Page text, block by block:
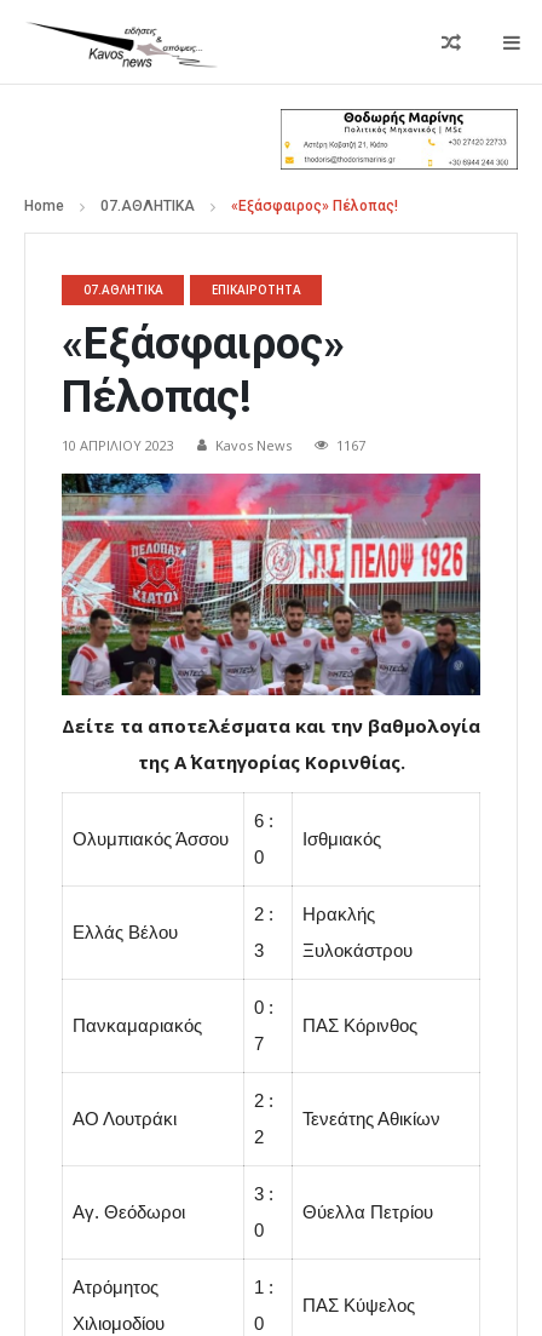
Home 07.ΑΘΛΗΤΙΚΑ «Εξάσφαιρος» Πέλοπας!
07.ΑΘΛΗΤΙΚΑ ΕΠΙΚΑΙΡΟΤΗΤΑ
«Εξάσφαιρος»
Πέλοπας!
10 ΑΠΡΙΛΊΟΥ 2023 Kavos News 1167
Δείτε τα αποτελέσματα και την βαθμολογία
της A΄ Κατηγορίας Κορινθίας.
Ολυμπιακός Άσσου
6 :
0
Ισθμιακός
Ελλάς Βέλου
2 :
3
Ηρακλής
Ξυλοκάστρου
Πανκαμαριακός
0 :
7
ΠΑΣ Κόρινθος
ΑΟ Λουτράκι
2 :
2
Τενεάτης Αθικίων
Αγ. Θεόδωροι
3 :
0
Θύελλα Πετρίου
Ατρόμητος
Χιλιομοδίου
1 :
0
ΠΑΣ Κύψελος